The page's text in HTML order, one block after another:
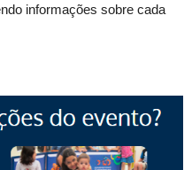
informações sobre cada